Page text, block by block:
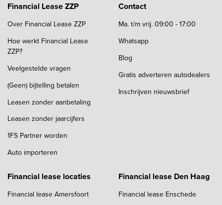
Financial Lease ZZP
Over Financial Lease ZZP
Hoe werkt Financial Lease
ZZP?
Veelgestelde vragen
(Geen) bijtelling betalen
Leasen zonder aanbetaling
Leasen zonder jaarcijfers
1FS Partner worden
Auto importeren
Contact
Ma. t/m vrij. 09:00 - 17:00
Whatsapp
Blog
Gratis adverteren autodealers
Inschrijven nieuwsbrief
Financial lease locaties
Financial lease Amersfoort
Financial lease Den Haag
Financial lease Enschede